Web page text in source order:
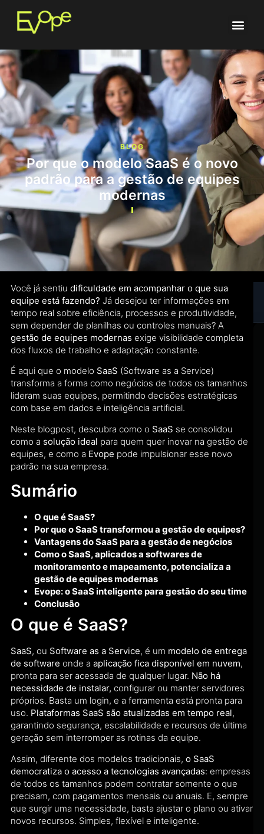
BLOG
Por que o modelo SaaS é o novo
padrão para a gestão de equipes
modernas
Você já sentiu dificuldade em acompanhar o que sua
equipe está fazendo? Já desejou ter informações em
tempo real sobre eficiência, processos e produtividade,
sem depender de planilhas ou controles manuais? A
gestão de equipes modernas exige visibilidade completa
dos fluxos de trabalho e adaptação constante.
É aqui que o modelo SaaS (Software as a Service)
transforma a forma como negócios de todos os tamanhos
lideram suas equipes, permitindo decisões estratégicas
com base em dados e inteligência artificial.
Neste blogpost, descubra como o SaaS se consolidou
como a solução ideal para quem quer inovar na gestão de
equipes, e como a Evope pode impulsionar esse novo
padrão na sua empresa.
Sumário
O que é SaaS?
Por que o SaaS transformou a gestão de equipes?
Vantagens do SaaS para a gestão de negócios
Como o SaaS, aplicados a softwares de
monitoramento e mapeamento, potencializa a
gestão de equipes modernas
Evope: o SaaS inteligente para gestão do seu time
Conclusão
O que é SaaS?
SaaS, ou Software as a Service, é um modelo de entrega
de software onde a aplicação fica disponível em nuvem,
pronta para ser acessada de qualquer lugar. Não há
necessidade de instalar, configurar ou manter servidores
próprios. Basta um login, e a ferramenta está pronta para
uso. Plataformas SaaS são atualizadas em tempo real,
garantindo segurança, escalabilidade e recursos de última
geração sem interromper as rotinas da equipe.
Assim, diferente dos modelos tradicionais, o SaaS
democratiza o acesso a tecnologias avançadas: empresas
de todos os tamanhos podem contratar somente o que
precisam, com pagamentos mensais ou anuais. E, sempre
que surgir uma necessidade, basta ajustar o plano ou ativar
novos recursos. Simples, flexível e inteligente.